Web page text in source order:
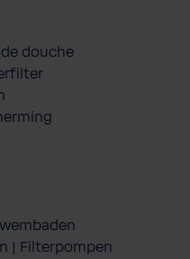
douche
| Filterpompen